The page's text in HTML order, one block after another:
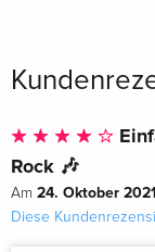
Rock 🎶
Am 24. Oktober 2021
Diese